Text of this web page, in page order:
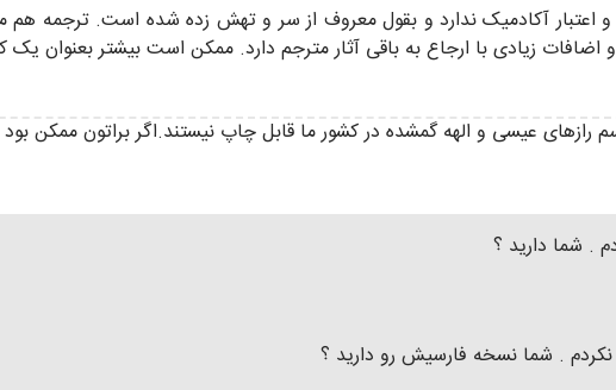
آکادمیک ندارد و بقول معروف از سر و تهش زده شده است. ترجمه هم
اضافات زیادی با ارجاع به باقی آثار مترجم دارد. ممکن است بیشتر بعنوان
عیسی و الهه گمشده در کشور ما قابل چاپ نیستند.اگر براتون ممکن بود
. شما دارید ؟
نکردم . شما نسخه فارسیش رو دارید ؟